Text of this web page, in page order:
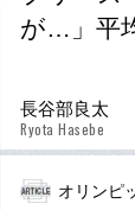
が…」平
長谷部良太
Ryota Hasebe
オリンピ